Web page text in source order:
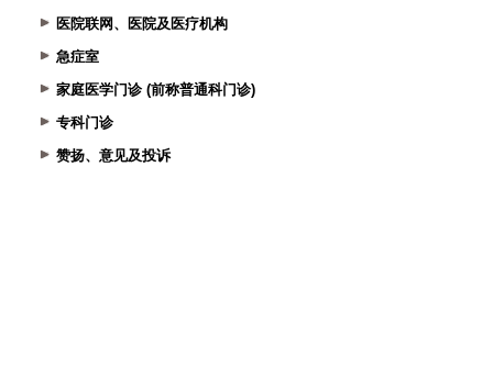
医院联网、医院及医疗机构
急症室
家庭医学门诊 (前称普通科门诊)
专科门诊
赞扬、意见及投诉